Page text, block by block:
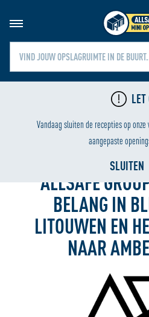
Schakel jouw
LET
Vandaag sluiten de recepties op
aangepaste
SLUITEN
ALLSAFE
BELANG IN
LITOUWEN EN
NAAR